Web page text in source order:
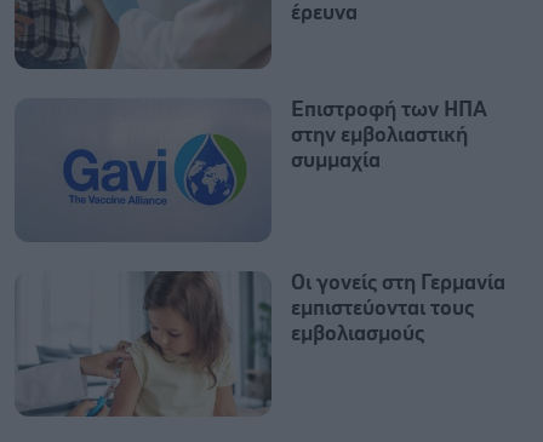
έρευνα
Επιστροφή των ΗΠΑ
στην εμβολιαστική
συμμαχία
Οι γονείς στη Γερμανία
εμπιστεύονται τους
εμβολιασμούς